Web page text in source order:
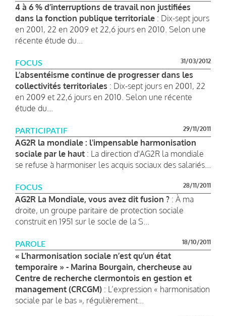
4 à 6 % d’interruptions de travail non justifiées
dans la fonction publique territoriale : Dix-sept jours
en 2001, 22 en 2009 et 22,6 jours en 2010. Selon une
récente étude du...
FOCUS 31/03/2012
L’absentéisme continue de progresser dans les
collectivités territoriales : Dix-sept jours en 2001, 22
en 2009 et 22,6 jours en 2010. Selon une récente
étude du...
PARTICIPATIF 29/11/2011
AG2R la mondiale : l'impensable harmonisation
sociale par le haut : La direction d'AG2R la mondiale
se refuse à harmoniser les acquis sociaux des salariés...
FOCUS 28/11/2011
AG2R La Mondiale, vous avez dit fusion ? : À ma
droite, un groupe paritaire de protection sociale
construit en 1951 sur le socle de la S...
PAROLE 18/10/2011
« L’harmonisation sociale n’est qu’un état
temporaire » - Marina Bourgain, chercheuse au
Centre de recherche clermontois en gestion et
management (CRCGM) : L’expression « harmonisation
sociale par le bas », régulièrement...